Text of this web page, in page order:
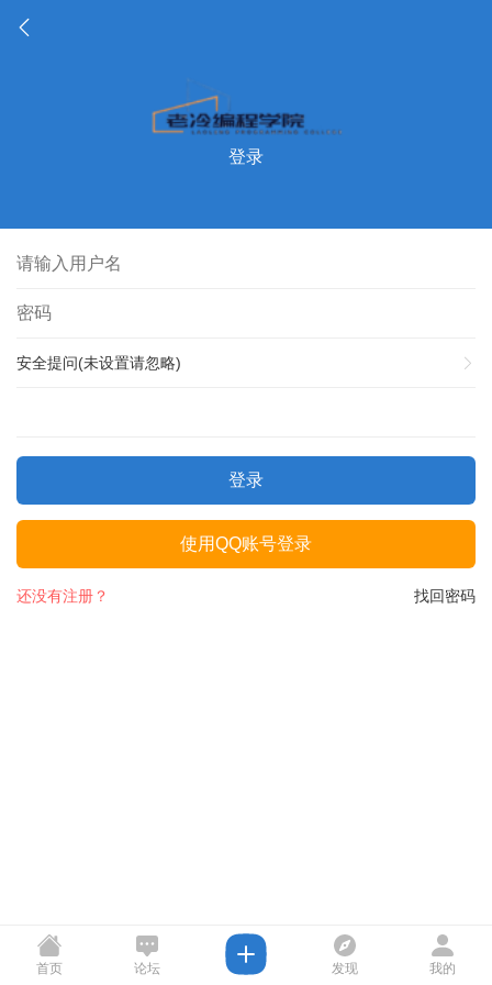
登录
安全提问(未设置请忽略)
登录
使用QQ账号登录
找回密码
还没有注册？
首页 论坛 发现 我的